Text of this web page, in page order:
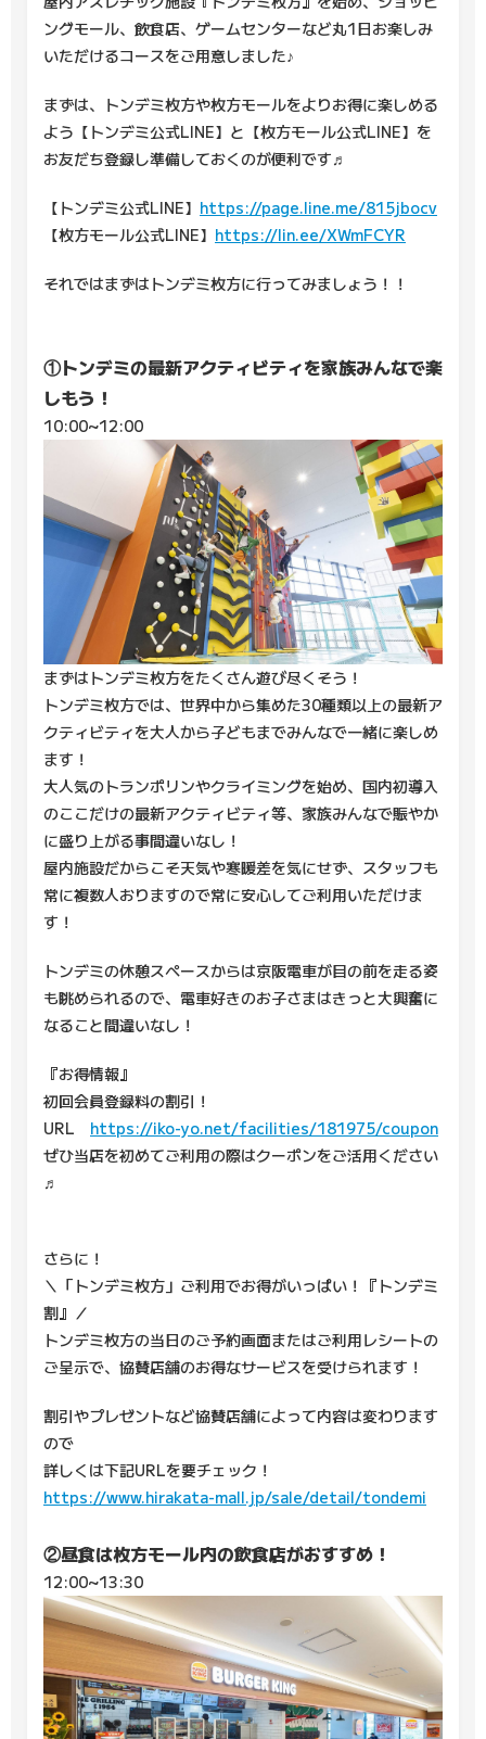
ングモール、飲食店、ゲームセンターなど丸1日お楽しみ
いただけるコースをご用意しました♪
まずは、トンデミ枚方や枚方モールをよりお得に楽しめる
よう【トンデミ公式LINE】と【枚方モール公式LINE】を
お友だち登録し準備しておくのが便利です♬
【トンデミ公式LINE】 https://page.line.me/815jbocv
【枚方モール公式LINE】 https://lin.ee/XWmFCYR
それではまずはトンデミ枚方に行ってみましょう！！
①トンデミの最新アクティビティを家族みんなで楽
しもう！
10:00~12:00
まずはトンデミ枚方をたくさん遊び尽くそう！
トンデミ枚方では、世界中から集めた30種類以上の最新ア
クティビティを大人から子どもまでみんなで一緒に楽しめ
ます！
大人気のトランポリンやクライミングを始め、国内初導入
のここだけの最新アクティビティ等、家族みんなで賑やか
に盛り上がる事間違いなし！
屋内施設だからこそ天気や寒暖差を気にせず、スタッフも
常に複数人おりますので常に安心してご利用いただけま
す！
トンデミの休憩スペースからは京阪電車が目の前を走る姿
も眺められるので、電車好きのお子さまはきっと大興奮に
なること間違いなし！
『お得情報』
初回会員登録料の割引！
URL https://iko-yo.net/facilities/181975/coupon
ぜひ当店を初めてご利用の際はクーポンをご活用ください
♬
さらに！
＼「トンデミ枚方」ご利用でお得がいっぱい！『トンデミ
割』／
トンデミ枚方の当日のご予約画面またはご利用レシートの
ご呈示で、協賛店舗のお得なサービスを受けられます！
割引やプレゼントなど協賛店舗によって内容は変わります
ので
詳しくは下記URLを要チェック！
https://www.hirakata-mall.jp/sale/detail/tondemi
②昼食は枚方モール内の飲食店がおすすめ！
12:00~13:30